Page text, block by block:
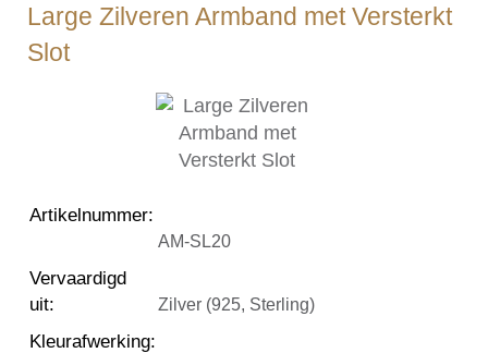
Large Zilveren Armband met Versterkt
Slot
Artikelnummer:
AM-SL20
Vervaardigd
uit: Zilver (925, Sterling)
Kleurafwerking: